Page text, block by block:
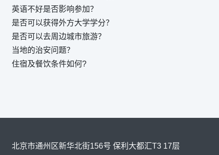
英语不好是否影响参加？
是否可以获得外方大学学分？
是否可以去周边城市旅游？
当地的治安问题？
住宿及餐饮条件如何?
北京市通州区新华北街156号 保利大都汇T3 17层